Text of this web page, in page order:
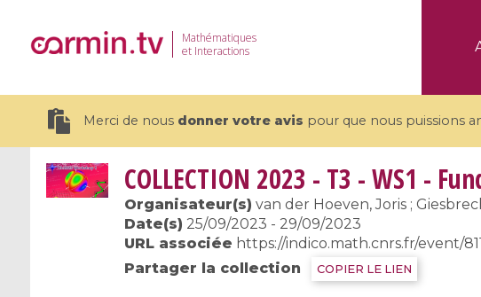
Mathématiques
et Interactions
Merci de nous donner votre avis pour que nous puissions
19 videos
Coulomb branches
COLLECTION 2023 - T3 - WS1 -
Organisateur(s) van der Hoeven, Joris ;
Date(s) 25/09/2023 - 29/09/2023
URL associée https://indico.math.cnrs.fr/event/
Partager la collection
COPIER LE LIEN